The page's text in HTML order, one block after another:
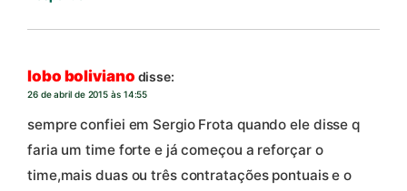
lobo boliviano disse:
26 de abril de 2015 às 14:55
sempre confiei em Sergio Frota quando ele disse q
faria um time forte e já começou a reforçar o
time,mais duas ou três contratações pontuais e o